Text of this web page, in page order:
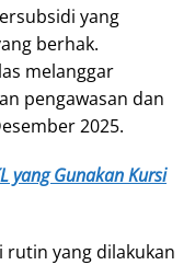
yang
berhak.
melanggar
pengawasan dan
2025.
yang Gunakan Kursi
yang dilakukan